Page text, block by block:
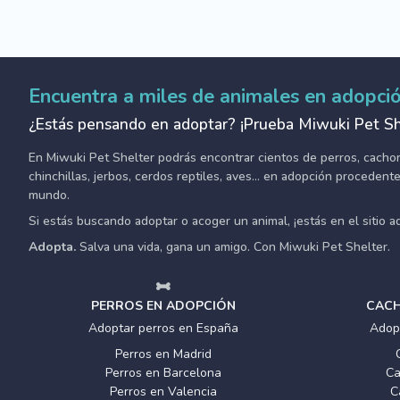
Encuentra a miles de animales en
¿Estás pensando en adoptar? ¡Prueba Miwuki Pet
En Miwuki Pet Shelter podrás encontrar cientos de perros,
chinchillas, jerbos, cerdos reptiles, aves... en adopción
mundo.
Si estás buscando adoptar o acoger un animal, ¡estás en el sitio
Adopta. Salva una vida, gana un amigo. Con Miwuki Pet Shelter.
PERROS EN ADOPCIÓN
Adoptar perros en España
Perros en Madrid
Perros en Barcelona
Perros en Valencia